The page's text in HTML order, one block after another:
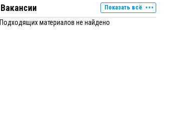
Вакансии Показать всё
Подходящих материалов не найдено